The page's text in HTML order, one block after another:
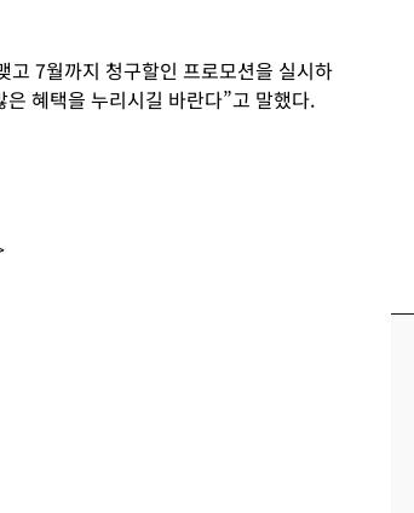
고 7월까지 청구할인 프로모션을 실시하
혜택을 누리시길 바란다”고 말했다.